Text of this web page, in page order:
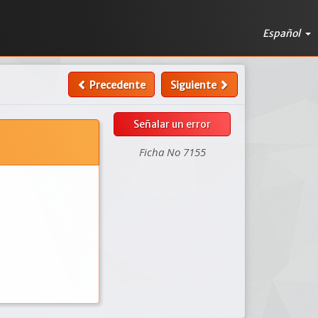
Español
Precedente Siguiente
Señalar un error
Ficha No 7155